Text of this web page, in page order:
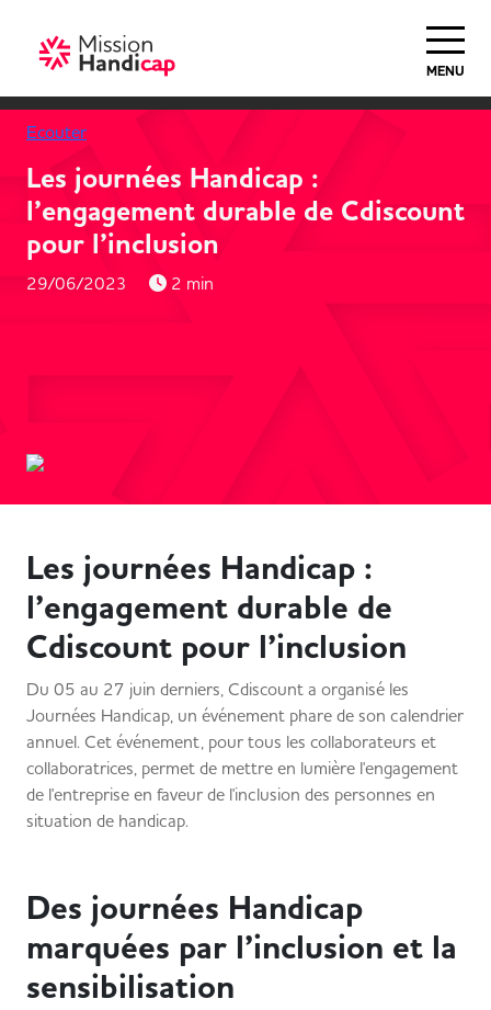
MENU
Ecouter
Les journées Handicap :
l’engagement durable de Cdiscount
pour l’inclusion
29/06/2023 2 min
Les journées Handicap :
l’engagement durable de
Cdiscount pour l’inclusion
Du 05 au 27 juin derniers, Cdiscount a organisé les
Journées Handicap, un événement phare de son calendrier
annuel. Cet événement, pour tous les collaborateurs et
collaboratrices, permet de mettre en lumière l'engagement
de l'entreprise en faveur de l'inclusion des personnes en
situation de handicap.
Des journées Handicap
marquées par l’inclusion et la
sensibilisation